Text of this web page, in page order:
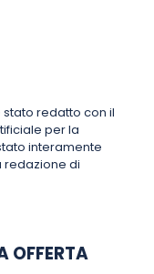
redatto con il
per la
interamente
redazione di
OFFERTA